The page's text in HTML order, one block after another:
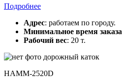
Подробнее
Адрес: работаем по городу.
Минимальное время заказа
Рабочий вес: 20 т.
HAMM-2520D